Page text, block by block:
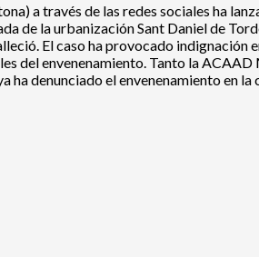
a través de las redes sociales ha
de la urbanización Sant Daniel de
El caso ha provocado
del envenenamiento. Tanto la
denunciado el envenenamiento en la